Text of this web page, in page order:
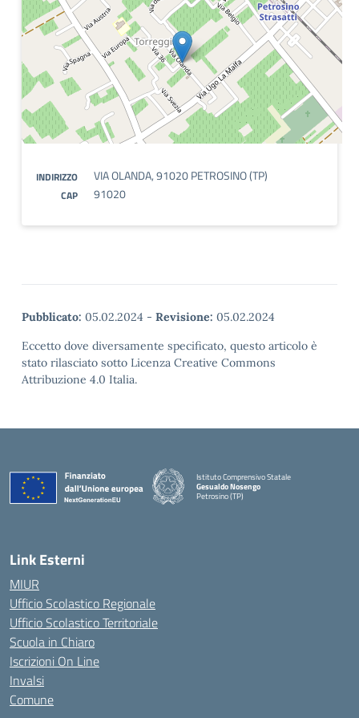
INDIRIZZO VIA OLANDA, 91020 PETROSINO (TP)
CAP 91020
Pubblicato: 05.02.2024 - Revisione: 05.02.2024
Eccetto dove diversamente specificato, questo articolo è
stato rilasciato sotto Licenza Creative Commons
Attribuzione 4.0 Italia.
Istituto Comprensivo Statale
Gesualdo Nosengo
Petrosino (TP)
Link Esterni
MIUR
Ufficio Scolastico Regionale
Ufficio Scolastico Territoriale
Scuola in Chiaro
Iscrizioni On Line
Invalsi
Comune